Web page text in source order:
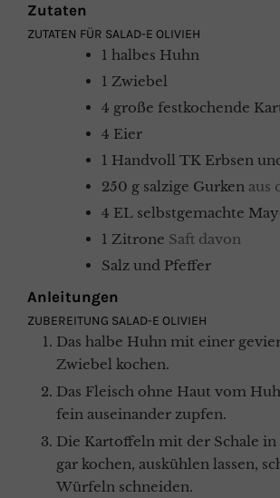
Zutaten
ZUTATEN FÜR SALAD-E OLIVIEH
1 halbes Huhn
1 Zwiebel
4 große festkochende
4 Eier
1 Handvoll TK Erbsen
250 g salzige Gurken aus
4 EL selbstgemachte
1 Zitrone Saft davon
Salz und Pfeffer
Anleitungen
ZUBEREITUNG SALAD-E OLIVIEH
Das halbe Huhn mit einer geviertelten
Zwiebel kochen.
Das Fleisch ohne Haut vom Huhn lösen und
fein auseinander zupfen.
Die Kartoffeln mit der Schale in Salzwasser
gar kochen, auskühlen lassen,
Würfeln schneiden.